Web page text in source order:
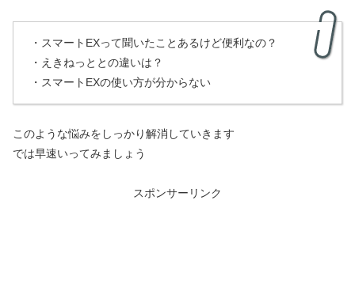
・スマートEXって聞いたことあるけど便利なの？
・えきねっととの違いは？
・スマートEXの使い方が分からない
このような悩みをしっかり解消していきます
では早速いってみましょう
スポンサーリンク